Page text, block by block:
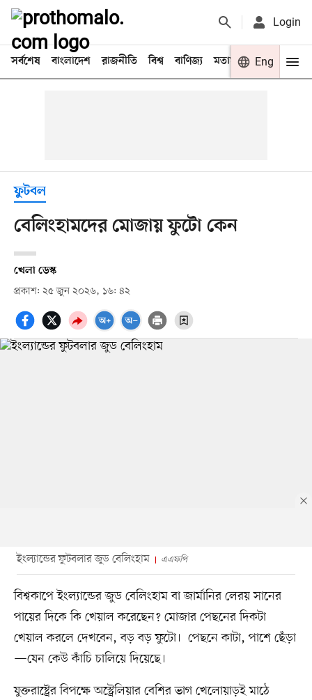
Login
সর্বশেষ বাংলাদেশ রাজনীতি বিশ্ব বাণিজ্য মতামত খেলা
Eng
ফুটবল
বেলিংহামদের মোজায় ফুটো কেন
খেলা ডেস্ক
প্রকাশ: ২৫ জুন ২০২৬, ১৬: ৪২
ইংল্যান্ডের ফুটবলার জুড বেলিংহাম এএফপি
বিশ্বকাপে ইংল্যান্ডের জুড বেলিংহাম বা জার্মানির লেরয় সানের
পায়ের দিকে কি খেয়াল করেছেন? মোজার পেছনের দিকটা
খেয়াল করলে দেখবেন, বড় বড় ফুটো। পেছনে কাটা, পাশে ছেঁড়া
—যেন কেউ কাঁচি চালিয়ে দিয়েছে।
যুক্তরাষ্ট্রের বিপক্ষে অস্ট্রেলিয়ার বেশির ভাগ খেলোয়াড়ই মাঠে